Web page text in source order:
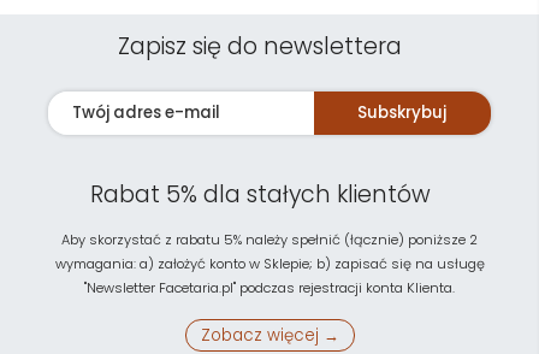
Zapisz się do newslettera
Subskrybuj
Rabat 5% dla stałych klientów
Aby skorzystać z rabatu 5% należy spełnić (łącznie) poniższe 2
wymagania: a) założyć konto w Sklepie; b) zapisać się na usługę
"Newsletter Facetaria.pl" podczas rejestracji konta Klienta.
Zobacz więcej →